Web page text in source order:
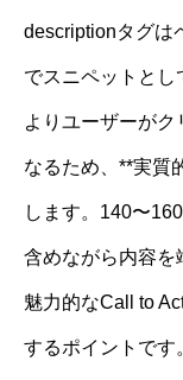
descriptionタグは
でスニペットとし
よりユーザーがク
なるため、**実質
します。140〜
含めながら内容を
魅力的なCall to
するポイントです